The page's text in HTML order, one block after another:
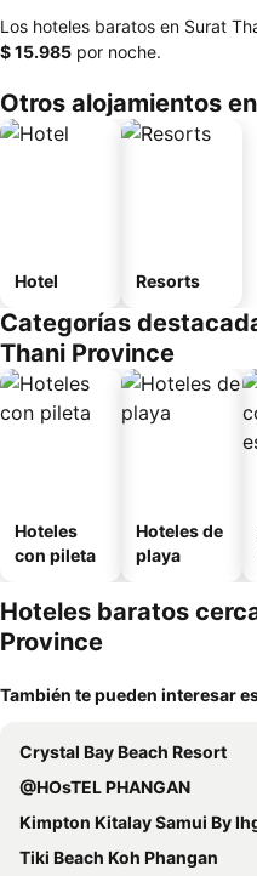
Los hoteles baratos en Surat
‎$ 15.985 por noche.
Otros alojamientos
Hotel Resorts
Categorías
Thani Province
Hoteles
con pileta
Hoteles de
playa
Hoteles baratos
Province
También te pueden interesar
Crystal Bay Beach Resort
@HOsTEL PHANGAN
Kimpton Kitalay Samui By
Tiki Beach Koh Phangan